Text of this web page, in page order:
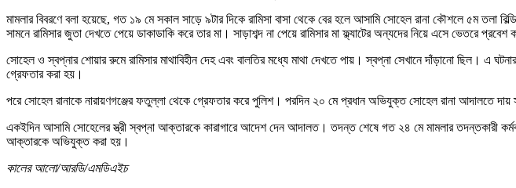
মামলার বিবরণে বলা হয়েছে, গত ১৯ মে সকাল সাড়ে ৯টার দিকে রামিসা বাসা থেকে বের হলে আসামি সোহেল রানা কৌশলে ৫ম তলা
সামনে রামিসার জুতা দেখতে পেয়ে ডাকাডাকি করে তার মা। সাড়াশব্দ না পেয়ে রামিসার মা ফ্ল্যাটের অন্যদের নিয়ে এসে ভেতরে প্রবেশ
সোহেল ও স্বপ্নার শোয়ার রুমে রামিসার মাথাবিহীন দেহ এবং বালতির মধ্যে মাথা দেখতে পায়। স্বপ্না সেখানে দাঁড়ানো ছিল। এ
গ্রেফতার করা হয়।
পরে সোহেল রানাকে নারায়ণগঞ্জের ফতুল্লা থেকে গ্রেফতার করে পুলিশ। পরদিন ২০ মে প্রধান অভিযুক্ত সোহেল রানা আদালতে দায়
একইদিন আসামি সোহেলের স্ত্রী স্বপ্না আক্তারকে কারাগারে আদেশ দেন আদালত। তদন্ত শেষে গত ২৪ মে মামলার তদন্তকারী
আক্তারকে অভিযুক্ত করা হয়।
কালের আলো/আরডি/এমডিএইচ